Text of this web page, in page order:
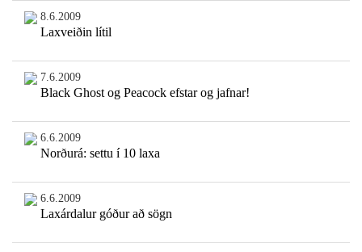
8.6.2009
Laxveiðin lítil
7.6.2009
Black Ghost og Peacock efstar og jafnar!
6.6.2009
Norðurá: settu í 10 laxa
6.6.2009
Laxárdalur góður að sögn